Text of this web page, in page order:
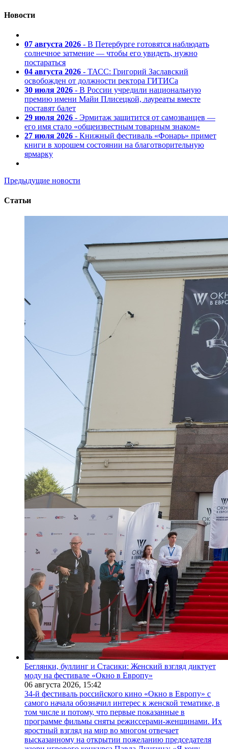
Новости
07 августа 2026 - В Петербурге готовятся наблюдать
солнечное затмение — чтобы его увидеть, нужно
постараться
04 августа 2026 - ТАСС: Григорий Заславский
освобожден от должности ректора ГИТИСа
30 июля 2026 - В России учредили национальную
премию имени Майи Плисецкой, лауреаты вместе
поставят балет
29 июля 2026 - Эрмитаж защитится от самозванцев —
его имя стало «общеизвестным товарным знаком»
27 июля 2026 - Книжный фестиваль «Фонарь» примет
книги в хорошем состоянии на благотворительную
ярмарку
Предыдущие новости
Статьи
Беглянки, буллинг и Стасики: Женский взгляд диктует
моду на фестивале «Окно в Европу»
06 августа 2026, 15:42
34-й фестиваль российского кино «Окно в Европу» с
самого начала обозначил интерес к женской тематике, в
том числе и потому, что первые показанные в
программе фильмы сняты режиссерами-женщинами. Их
яростный взгляд на мир во многом отвечает
высказанному на открытии пожеланию председателя